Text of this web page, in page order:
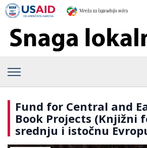
Fund for Central and
Book Projects (Knjižni
srednju i istočnu